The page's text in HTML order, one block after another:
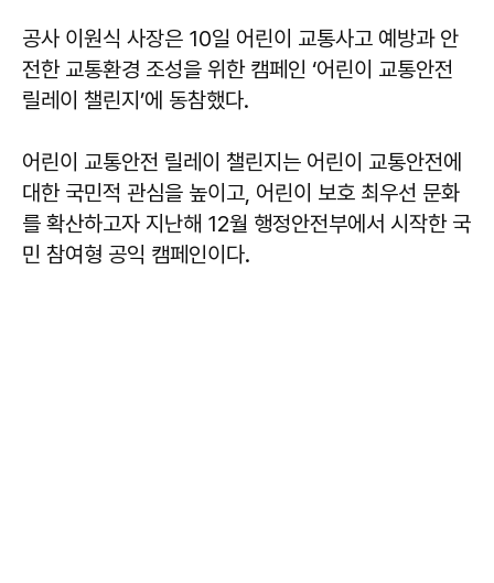
공사 이원식 사장은 10일 어린이 교통사고 예방과 안
전한 교통환경 조성을 위한 캠페인 ‘어린이 교통안전
릴레이 챌린지’에 동참했다.
어린이 교통안전 릴레이 챌린지는 어린이 교통안전에
대한 국민적 관심을 높이고, 어린이 보호 최우선 문화
를 확산하고자 지난해 12월 행정안전부에서 시작한 국
민 참여형 공익 캠페인이다.